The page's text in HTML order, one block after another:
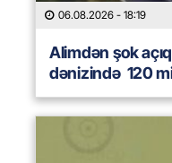
06.08.2026 - 18:19
Alimdən şok
dənizində 120